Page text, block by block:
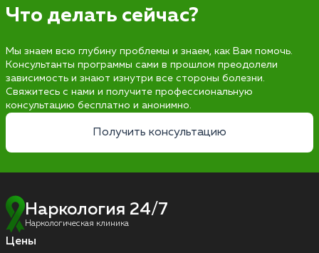
Что делать сейчас?
Мы знаем всю глубину проблемы и знаем, как Вам помочь.
Консультанты программы сами в прошлом преодолели
зависимость и знают изнутри все стороны болезни.
Свяжитесь с нами и получите профессиональную
консультацию бесплатно и анонимно.
Получить консультацию
Наркология 24/7
Наркологическая клиника
Цены